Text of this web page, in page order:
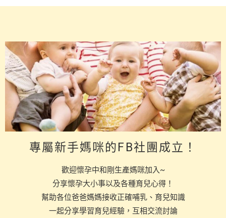
專屬新手媽咪的FB社團成立！
歡迎懷孕中和剛生產媽咪加入~
分享懷孕大小事以及各種育兒心得！
幫助各位爸爸媽媽接收正確哺乳、育兒知識
一起分享學習育兒經驗，互相交流討論